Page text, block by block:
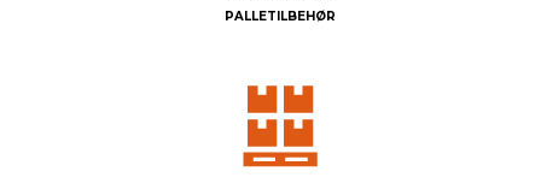
PALLETILBEHØR